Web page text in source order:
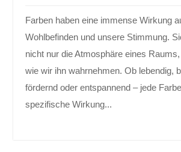
Farben haben eine immense Wirkung
Wohlbefinden und unsere Stimmung.
nicht nur die Atmosphäre eines
wie wir ihn wahrnehmen. Ob lebendig,
fördernd oder entspannend – jede
spezifische Wirkung...